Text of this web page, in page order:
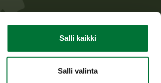
Salli kaikki
Salli valinta